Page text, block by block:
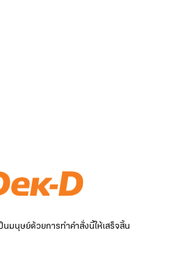
มนุษย์ด้วยการทำคำสั่งนี้ให้เสร็จสิ้น